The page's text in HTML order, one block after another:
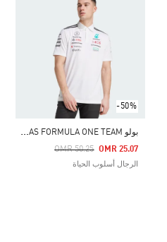
-50%
ب
ولو MERCEDES - AMG PETRONAS FORMULA ONE TEAM
Price Reduced From
OMR 50.25
To OMR 25.07
الرجال أسلوب الحياة